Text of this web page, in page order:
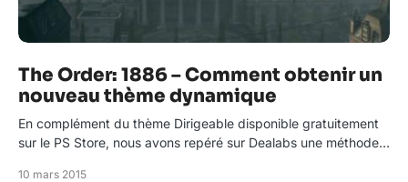
The Order: 1886 – Comment obtenir un
nouveau thème dynamique
En complément du thème Dirigeable disponible gratuitement
sur le PS Store, nous avons repéré sur Dealabs une méthode…
10 mars 2015